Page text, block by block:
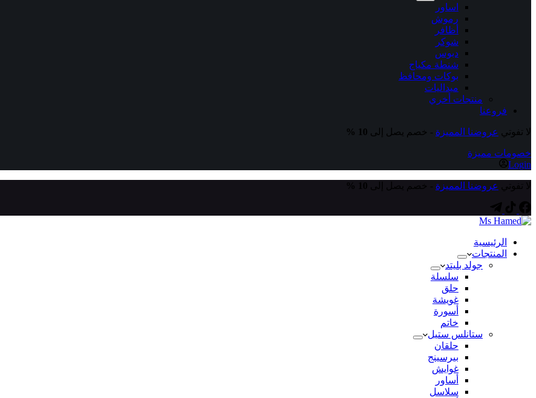
اساور
رموش
أظافر
شوكر
دبوس
شنطة مكياج
بوكات ومحافظ
ميداليات
منتجات أخري
فروعنا
لا تفوتي عروضنا المميزة - خصم يصل إلى
خصومات مميزة
Login
عروضنا المميزة
الرئيسية
المنتجات
جولد بليتد
سلسلة
حلق
غويشة
أسورة
خاتم
ستانلس ستيل
حلقان
بيرسينج
غوايش
أساور
سلاسل